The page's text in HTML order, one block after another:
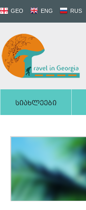
GEO ENG RUS
სიახლეები